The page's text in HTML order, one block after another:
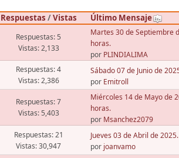
Respuestas /Vistas
Último Mensaje
Respuestas: 5
Vistas: 2,133
Martes 30 de Septiembre
horas.
por PLINDIALIMA
Respuestas: 4
Vistas: 2,386
Sábado 07 de Junio de
por Emitroll
Respuestas: 7
Vistas: 5,403
Miércoles 14 de Mayo de
horas.
por Msanchez2079
Respuestas: 21
Vistas: 30,947
Jueves 03 de Abril de
por joanvamo